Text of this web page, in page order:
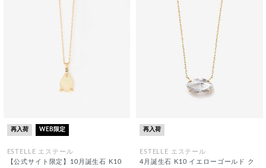
再入荷 WEB限定
ESTELLE エステール
【公式サイト限定】10月誕生石 K10
再入荷
ESTELLE エステール
4月誕生石 K10 イエローゴールド ク